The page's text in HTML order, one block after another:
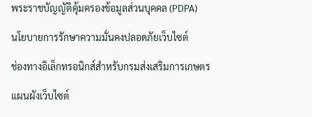
พระราชบัญญัติคุ้มครองข้อมูลส่วนบุคคล (PDPA)
นโยบายการรักษาความมั่นคงปลอดภัยเว็บไซต์
ช่องทางอิเล็กทรอนิกส์สำหรับกรมส่งเสริมการเกษตร
แผนผังเว็บไซต์